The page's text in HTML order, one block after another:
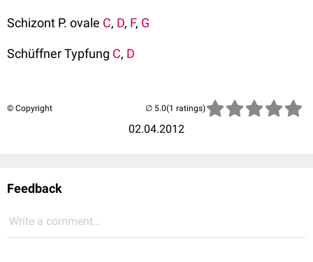
Schizont P. ovale C, D, F, G
Schüffner Typfung C, D
© Copyright
02.04.2012
(1 ratings)
Feedback
Write a comment...